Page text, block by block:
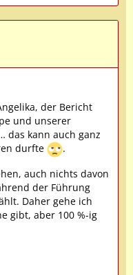
der Bericht
und unserer
das kann auch ganz
durfte
.
auch nichts davon
der Führung
Daher gehe ich
gibt, aber 100 %-ig